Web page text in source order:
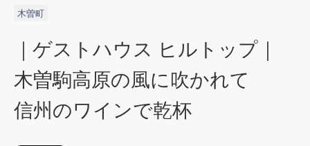
木曽町
｜ゲストハウス ヒルトップ｜
木曽駒高原の風に吹かれて
信州のワインで乾杯